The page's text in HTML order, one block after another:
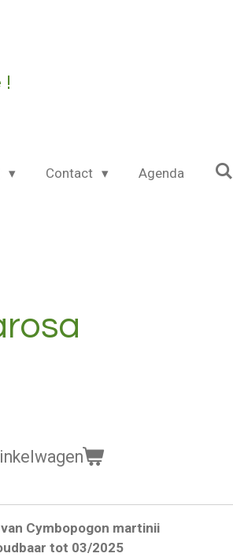
!
Contact Agenda
Cymbopogon martinii
tot 03/2025